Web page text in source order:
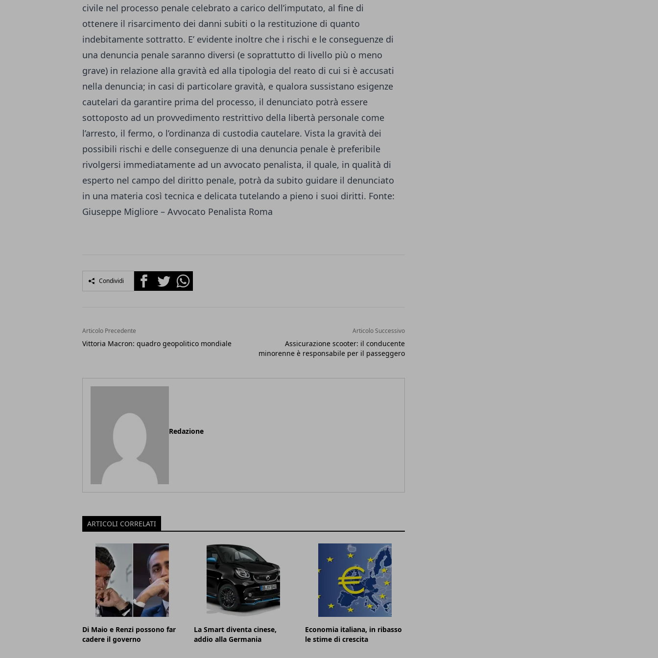
civile nel processo penale celebrato a carico dell’imputato, al fine di
ottenere il risarcimento dei danni subiti o la restituzione di quanto
indebitamente sottratto. E’ evidente inoltre che i rischi e le conseguenze di
una denuncia penale saranno diversi (e soprattutto di livello più o meno
grave) in relazione alla gravità ed alla tipologia del reato di cui si è accusati
nella denuncia; in casi di particolare gravità, e qualora sussistano esigenze
cautelari da garantire prima del processo, il denunciato potrà essere
sottoposto ad un provvedimento restrittivo della libertà personale come
l’arresto, il fermo, o l’ordinanza di custodia cautelare. Vista la gravità dei
possibili rischi e delle conseguenze di una denuncia penale è preferibile
rivolgersi immediatamente ad un avvocato penalista, il quale, in qualità di
esperto nel campo del diritto penale, potrà da subito guidare il denunciato
in una materia così tecnica e delicata tutelando a pieno i suoi diritti. Fonte:
Giuseppe Migliore – Avvocato Penalista Roma
Condividi FacebookTwitterWhatsapp
Articolo Precedente
Vittoria Macron: quadro geopolitico mondiale
Articolo Successivo
Assicurazione scooter: il conducente
minorenne è responsabile per il passeggero
Redazione
ARTICOLI CORRELATI
Di Maio e Renzi possono far
cadere il governo
La Smart diventa cinese,
addio alla Germania
Economia italiana, in ribasso
le stime di crescita